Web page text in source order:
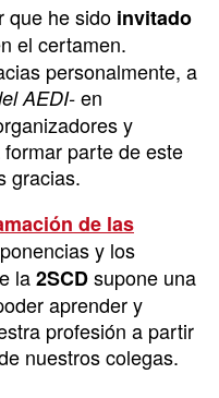
que he sido invitado
el certamen.
personalmente, a
AEDI-en
y
parte de este
gracias.
de las
y los
la2SCDsupone una
aprender y
profesión a partir
nuestros colegas.